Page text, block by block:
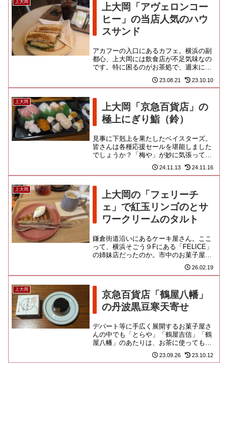
上大岡
上大岡「アヴェロンコー
ヒー」の当店人気のハウ
スサンド
アカフーの入口にあるカフェ。横浜の副
都心、上大岡には飲食店が不足気味なの
です。特に困るのがお茶処で、週末にな
り、大手コーヒーチェーン等を...
23.08.21 23.10.10
上大岡
上大岡「京急百貨店」の
極上にぎり鮨（鈴）
見事に下剋上を果たしたベイスターズ。
皆さんは各種応援セールを堪能しました
でしょうか？「梅や」が妙に気張って大
変な行列を作っておりましたが、「崎陽
軒」や「ありあけ」はビミョー...
24.11.13 24.11.16
上大岡
上大岡の「フェリーチ
ェ」で紅玉リンゴのとサ
ワークリームのタルト
鎌倉街道沿いにあるケーキ屋さん。ここ
って、横浜そごう９Fにある「FELICE」
の姉妹店だったのか。市中のお菓子屋さ
んが評判になって百貨店に呼ばれるって
26.02.19
上大岡
京急百貨店「鶴屋八幡」
の丹波黒豆寒天寄せ
デパート等に手広く展開するお菓子屋さ
んの中でも「とらや」「鶴屋吉信」「鶴
屋八幡」のあたりは、お茶に使っても恥
ずかしくない信頼感のあるお店ですよ
ね。夏はツルンとした菓子しか食...
23.09.26 23.10.12